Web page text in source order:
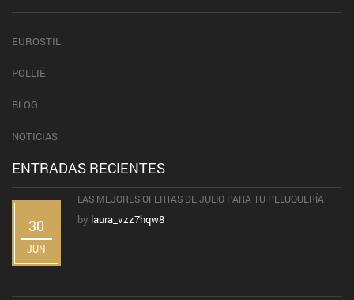
EUROSTIL
POLLIÉ
BLOG
NOTICIAS
ENTRADAS RECIENTES
30
JUN
LAS MEJORES OFERTAS DE JULIO PARA TU PELUQUERÍA
by laura_vzz7hqw8